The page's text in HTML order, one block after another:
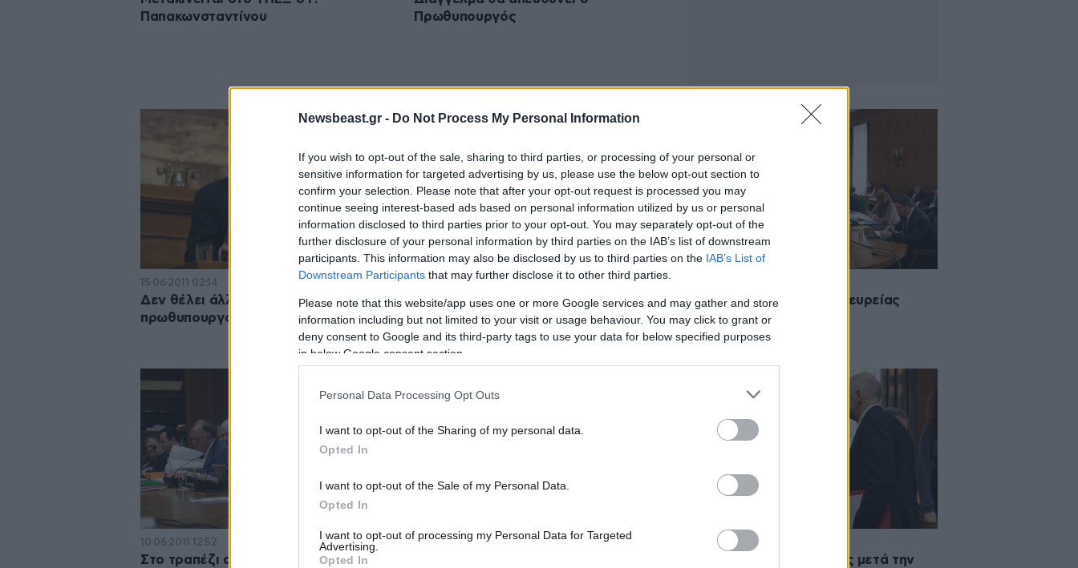
Newsbeast.gr - Do Not Process My Personal Information
If you wish to opt-out of the sale, sharing to third parties, or processing of your personal or
sensitive information for targeted advertising by us, please use the below opt-out section to
confirm your selection. Please note that after your opt-out request is processed you may
continue seeing interest-based ads based on personal information utilized by us or personal
information disclosed to third parties prior to your opt-out. You may separately opt-out of the
further disclosure of your personal information by third parties on the IAB’s list of downstream
participants. This information may also be disclosed by us to third parties on the IAB’s List of
Downstream Participants that may further disclose it to other third parties.
Please note that this website/app uses one or more Google services and may gather and store
information including but not limited to your visit or usage behaviour. You may click to grant or
deny consent to Google and its third-party tags to use your data for below specified purposes
in below Google consent section.
Personal Data Processing Opt Outs
I want to opt-out of the Sharing of my personal data.
Opted In
I want to opt-out of the Sale of my Personal Data.
Opted In
I want to opt-out of processing my Personal Data for Targeted
Advertising.
Opted In
Παπακωνσταντίνου
Πρωθυπουργός
15·06·2011 02:14
Δεν θέλει άλλο χάσμα ο
πρωθυπουργός
14·06·2011 14:10
Ο Γ. Παπανδρέου θα κάνει
ανασχηματισμό, ο Α. Σαμαράς θα
ζητήσει εκλογές
Κυβέρνηση με πρόσωπα ευρείας
αποδοχής
10·06·2011 12:52
Στο τραπέζι ανασχηματισμός και
09·06·2011 23:11 09·06·2011 15:10
Δομικός ανασχηματισμός μετά την